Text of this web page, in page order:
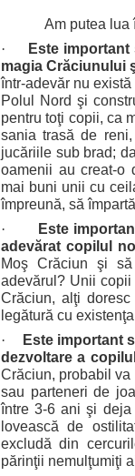
Am putea lua
·
Este
magia Crăciunului
într-adevăr nu
Polul Nord şi
pentru toţi copii, ca
sania trasă de
jucăriile sub brad;
oamenii au creat-o
mai buni unii cu
împreună, să
·
Este
adevărat copilul
Moş Crăciun şi
adevărul? Unii copii
Crăciun, alţi
legătură cu
·
Este important
dezvoltare a
Crăciun, probabil
sau parteneri de
între 3-6 ani şi
lovească de
excludă din
părinţii nemulţumiţi